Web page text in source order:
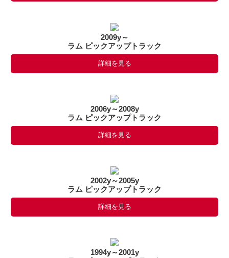
2009y～
ラム ピックアップトラック
詳細を見る
2006y～2008y
ラム ピックアップトラック
詳細を見る
2002y～2005y
ラム ピックアップトラック
詳細を見る
1994y～2001y